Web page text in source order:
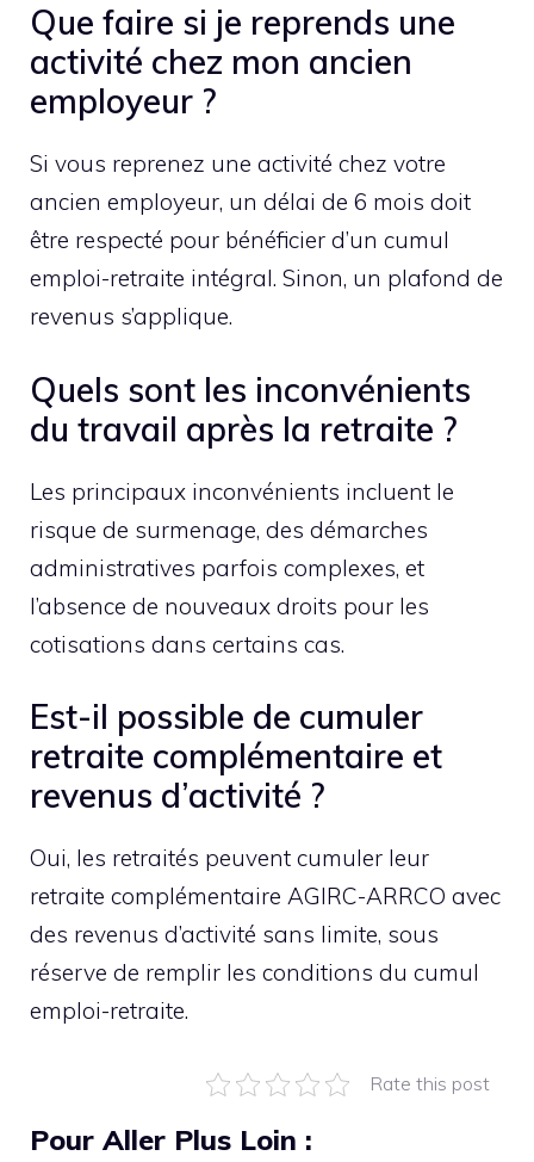
Que faire si je reprends une
activité chez mon ancien
employeur ?
Si vous reprenez une activité chez votre
ancien employeur, un délai de 6 mois doit
être respecté pour bénéficier d’un cumul
emploi-retraite intégral. Sinon, un plafond de
revenus s’applique.
Quels sont les inconvénients
du travail après la retraite ?
Les principaux inconvénients incluent le
risque de surmenage, des démarches
administratives parfois complexes, et
l’absence de nouveaux droits pour les
cotisations dans certains cas.
Est-il possible de cumuler
retraite complémentaire et
revenus d’activité ?
Oui, les retraités peuvent cumuler leur
retraite complémentaire AGIRC-ARRCO avec
des revenus d’activité sans limite, sous
réserve de remplir les conditions du cumul
emploi-retraite.
Rate this post
Pour Aller Plus Loin :